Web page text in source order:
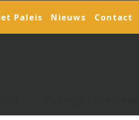
Paleis Nieuws Contact